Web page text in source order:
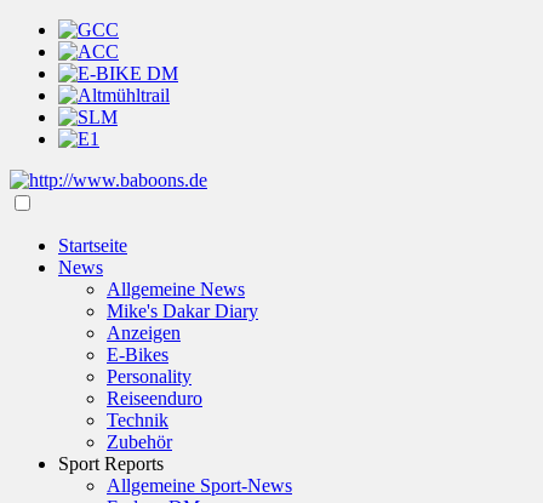
Startseite
News
Allgemeine News
Mike's Dakar Diary
Anzeigen
E-Bikes
Personality
Reiseenduro
Technik
Zubehör
Sport Reports
Allgemeine Sport-News